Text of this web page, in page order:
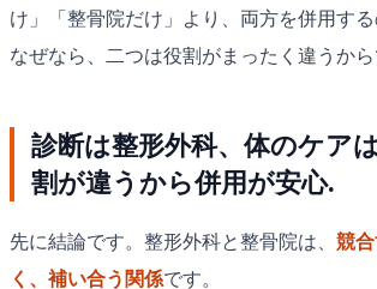
け」「整骨院だけ」より、両方を併用す
なぜなら、二つは役割がまったく違うから
診断は整形外科、体のケア
割が違うから併用が安心.
先に結論です。整形外科と整骨院は、 競
く、補い合う関係です。